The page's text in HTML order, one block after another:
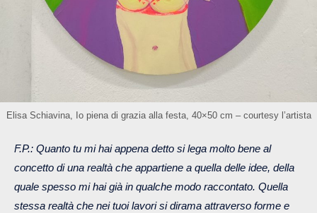
Elisa Schiavina, Io piena di grazia alla festa, 40×50 cm – courtesy l’artista
F.P.: Quanto tu mi hai appena detto si lega molto bene al
concetto di una realtà che appartiene a quella delle idee, della
quale spesso mi hai già in qualche modo raccontato. Quella
stessa realtà che nei tuoi lavori si dirama attraverso forme e